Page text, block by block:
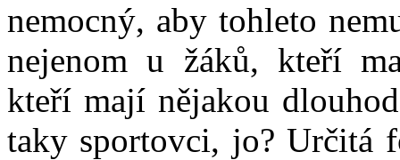
nemocný, aby tohleto
nejenom u žáků, kteří
kteří mají nějakou
taky sportovci, jo? Určitá